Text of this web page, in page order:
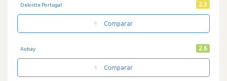
Deloitte Portugal 2.3
Comparar
Aubay 2.6
Comparar